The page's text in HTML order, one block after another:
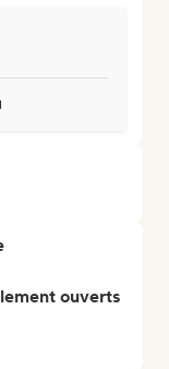
ouverts